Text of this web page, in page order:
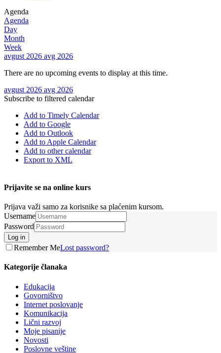
Agenda
Agenda
Day
Month
Week
avgust 2026 avg 2026
There are no upcoming events to display at this time.
avgust 2026 avg 2026
Subscribe to filtered calendar
Add to Timely Calendar
Add to Google
Add to Outlook
Add to Apple Calendar
Add to other calendar
Export to XML
Prijavite se na online kurs
Prijava važi samo za korisnike sa plaćenim kursom.
Username
Password
Log in
Remember MeLost password?
Kategorije članaka
Edukacija
Govorništvo
Internet poslovanje
Komunikacija
Lični razvoj
Moje pisanije
Novosti
Poslovne veštine